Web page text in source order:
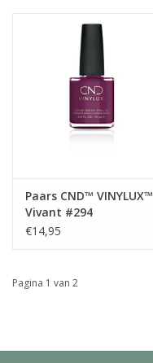
Paars CND™ VINYLUX™
Vivant #294
€14,95
Pagina 1 van 2